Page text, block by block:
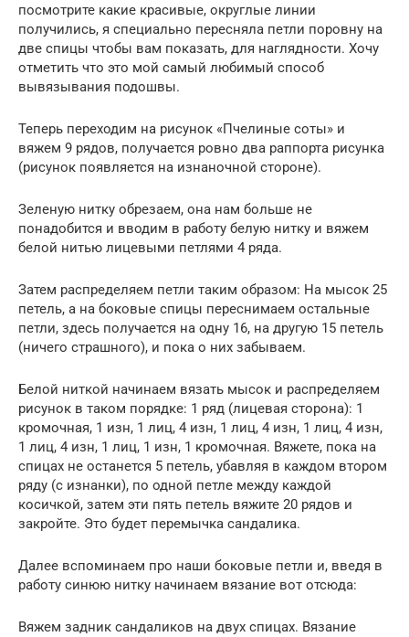
посмотрите какие красивые, округлые линии
получились, я специально пересняла петли поровну на
две спицы чтобы вам показать, для наглядности. Хочу
отметить что это мой самый любимый способ
вывязывания подошвы.
Теперь переходим на рисунок «Пчелиные соты» и
вяжем 9 рядов, получается ровно два раппорта рисунка
(рисунок появляется на изнаночной стороне).
Зеленую нитку обрезаем, она нам больше не
понадобится и вводим в работу белую нитку и вяжем
белой нитью лицевыми петлями 4 ряда.
Затем распределяем петли таким образом: На мысок 25
петель, а на боковые спицы переснимаем остальные
петли, здесь получается на одну 16, на другую 15 петель
(ничего страшного), и пока о них забываем.
Белой ниткой начинаем вязать мысок и распределяем
рисунок в таком порядке: 1 ряд (лицевая сторона): 1
кромочная, 1 изн, 1 лиц, 4 изн, 1 лиц, 4 изн, 1 лиц, 4 изн,
1 лиц, 4 изн, 1 лиц, 1 изн, 1 кромочная. Вяжете, пока на
спицах не останется 5 петель, убавляя в каждом втором
ряду (с изнанки), по одной петле между каждой
косичкой, затем эти пять петель вяжите 20 рядов и
закройте. Это будет перемычка сандалика.
Далее вспоминаем про наши боковые петли и, введя в
работу синюю нитку начинаем вязание вот отсюда:
Вяжем задник сандаликов на двух спицах. Вязание